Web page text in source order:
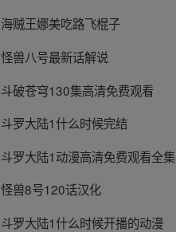
海贼王娜美吃路飞棍子
怪兽八号最新话解说
斗破苍穹130集高清免费观看
斗罗大陆1什么时候完结
斗罗大陆1动漫高清免费观看全集
怪兽8号120话汉化
斗罗大陆1什么时候开播的动漫